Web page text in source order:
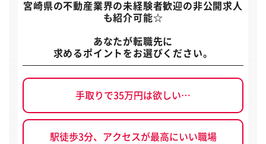
宮崎県の不動産業界の未経験者歓迎の非公開求人
も紹介可能☆
あなたが転職先に
求めるポイントをお選びください。
手取りで35万円は欲しい…
駅徒歩3分、アクセスが最高にいい職場